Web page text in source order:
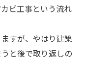
ビ工事という流れ
すが、やはり建築
と後で取り返しの